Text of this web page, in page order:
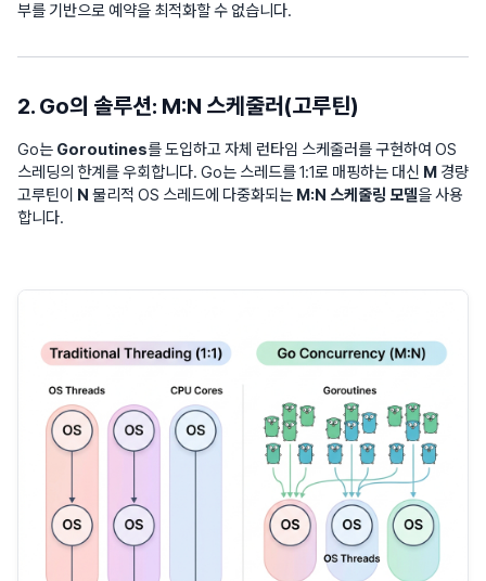
부를 기반으로 예약을 최적화할 수 없습니다.
2. Go의 솔루션: M:N 스케줄러(고루틴)
Go는 Goroutines를 도입하고 자체 런타임 스케줄러를 구현하여 OS
스레딩의 한계를 우회합니다. Go는 스레드를 1:1로 매핑하는 대신 M 경량
고루틴이 N 물리적 OS 스레드에 다중화되는 M:N 스케줄링 모델을 사용
합니다.